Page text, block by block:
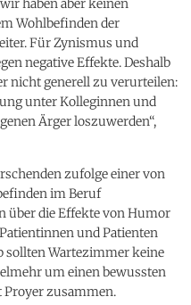
Wohlbefinden der
Für Zynismus und
negative Effekte. Deshalb
nicht generell zu verurteilen:
unter Kolleginnen und
Ärger loszuwerden“,
zufolge einer von
im Beruf
über die Effekte von Humor
und Patienten
sollten Wartezimmer keine
um einen bewussten
Proyer zusammen.